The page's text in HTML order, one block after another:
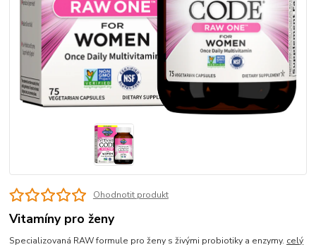
Ohodnotit produkt
Vitamíny pro ženy
Specializovaná RAW formule pro ženy s živými probiotiky a enzymy. celý